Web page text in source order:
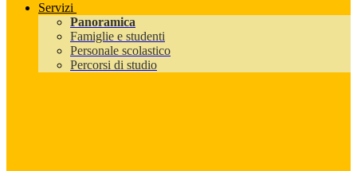
Servizi
Panoramica
Famiglie e studenti
Personale scolastico
Percorsi di studio